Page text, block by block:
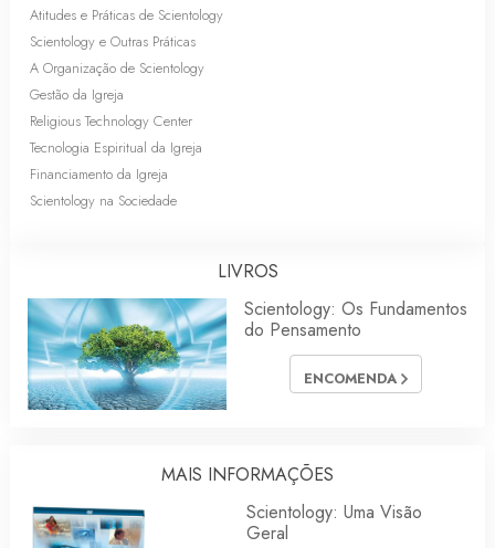
Atitudes e Práticas de Scientology
Scientology e Outras Práticas
A Organização de Scientology
Gestão da Igreja
Religious Technology Center
Tecnologia Espiritual da Igreja
Financiamento da Igreja
Scientology na Sociedade
LIVROS
Scientology: Os Fundamentos
do Pensamento
ENCOMENDA
MAIS INFORMAÇÕES
Scientology: Uma Visão
Geral